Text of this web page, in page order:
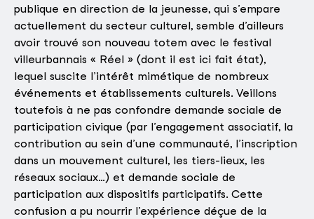
publique en direction de la jeunesse, qui s’empare
actuellement du secteur culturel, semble d’ailleurs
avoir trouvé son nouveau totem avec le festival
villeurbannais « Réel » (dont il est ici fait état),
lequel suscite l’intérêt mimétique de nombreux
événements et établissements culturels. Veillons
toutefois à ne pas confondre demande sociale de
participation civique (par l’engagement associatif, la
contribution au sein d’une communauté, l’inscription
dans un mouvement culturel, les tiers-lieux, les
réseaux sociaux…) et demande sociale de
participation aux dispositifs participatifs. Cette
confusion a pu nourrir l’expérience déçue de la